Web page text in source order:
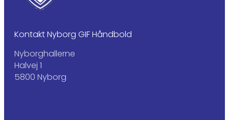
Kontakt Nyborg GIF Håndbold
Nyborghallerne
Halvej 1
5800 Nyborg